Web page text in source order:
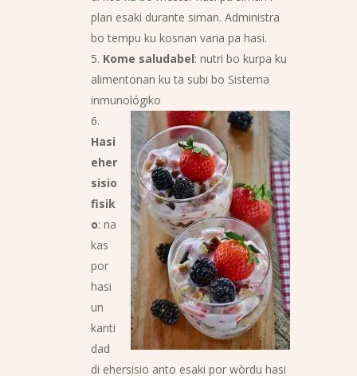
plan esaki durante siman. Administra
bo tempu ku kosnan varia pa hasi.
Kome saludabel: nutri bo kurpa ku
alimentonan ku ta subi bo Sistema
inmunológiko
Hasi
eher
sisio
fisik
o: na
kas
por
hasi
un
kanti
dad
di ehersisio anto esaki por wòrdu hasi